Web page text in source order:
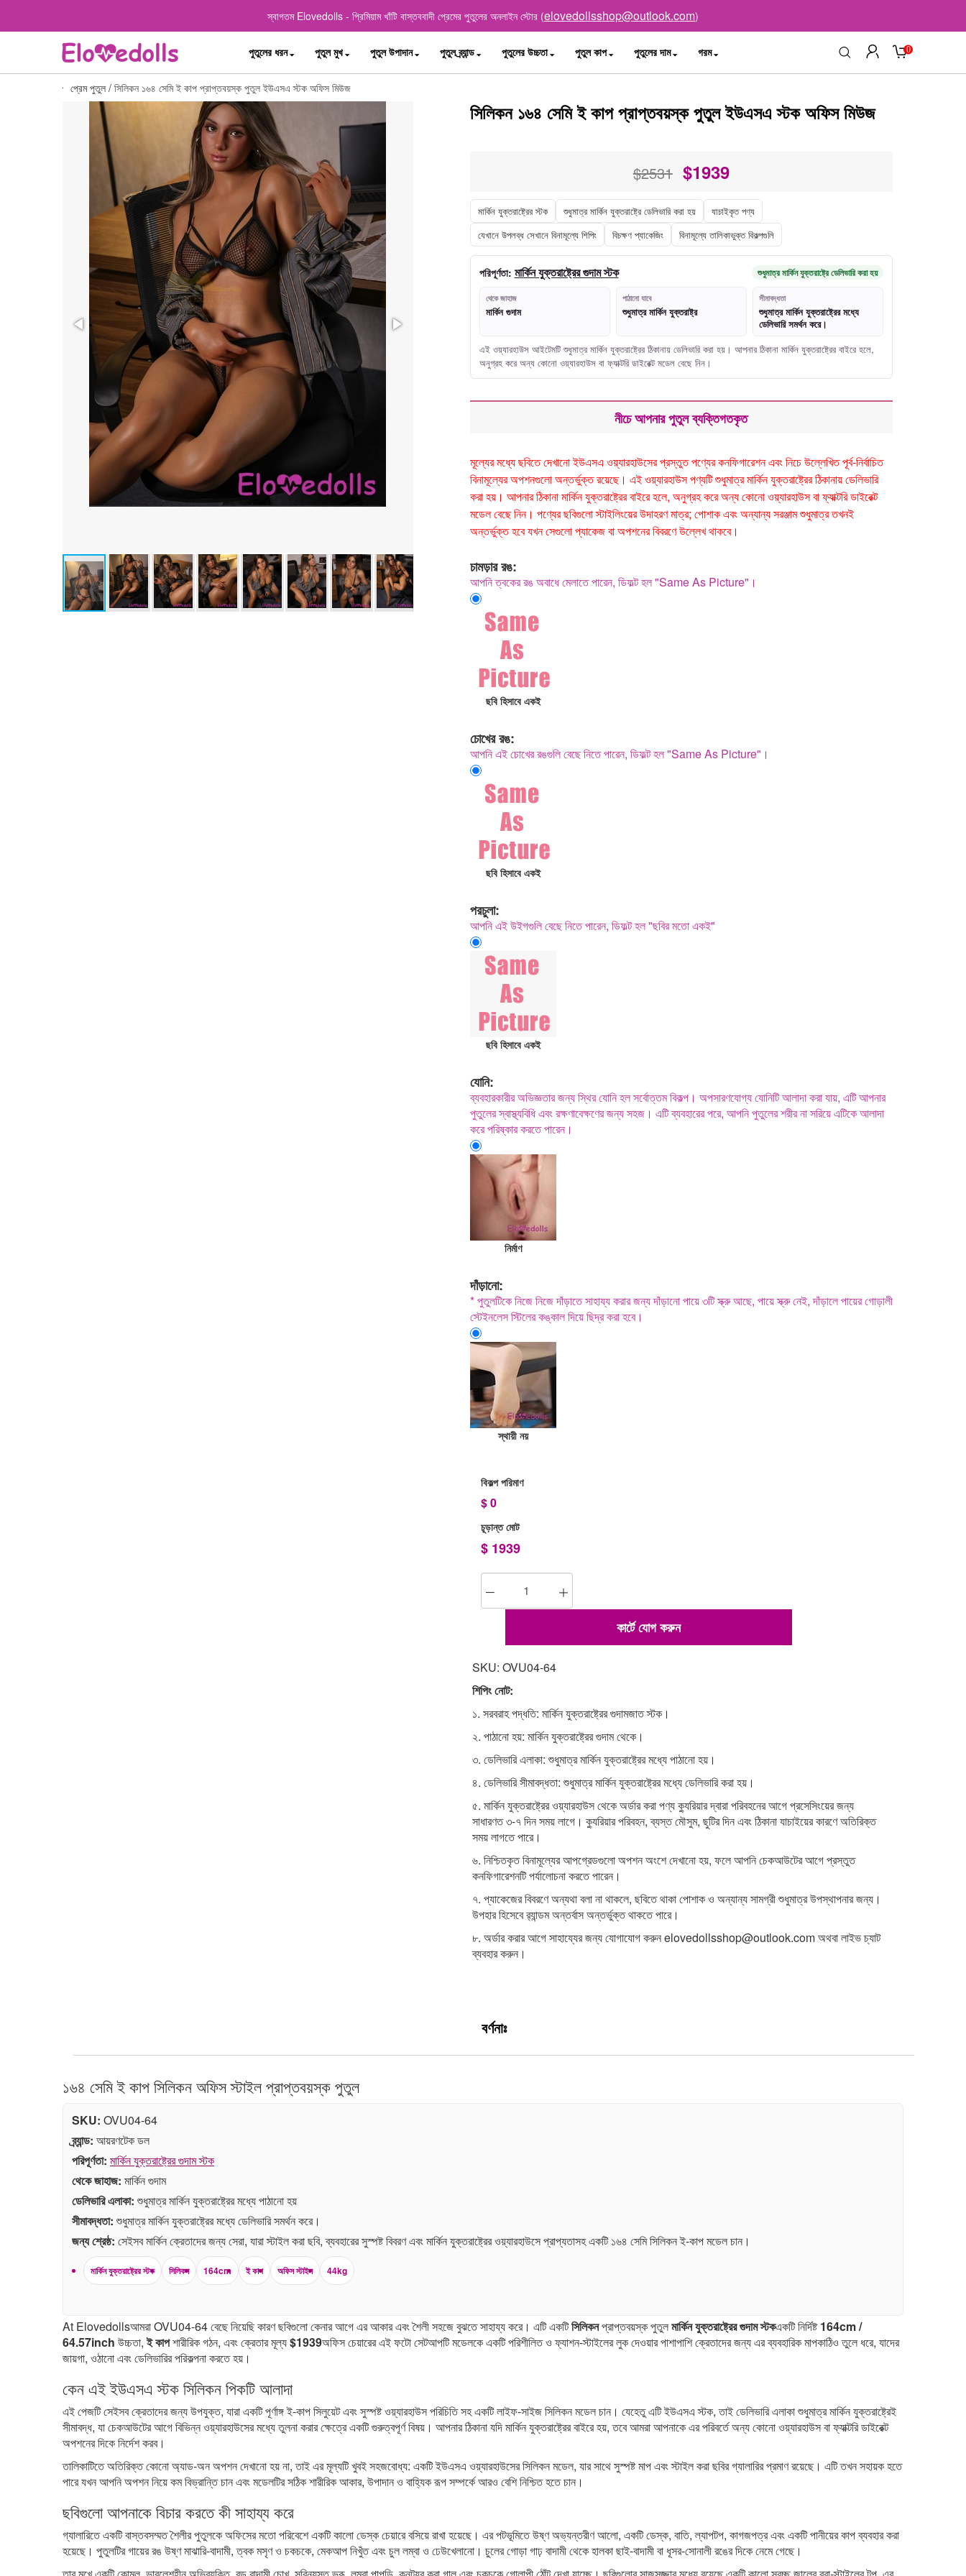
স্বাগতম Elovedolls - প্রিমিয়াম খাঁটি বাস্তববাদী প্রেমের পুতুলের অনলাইন স্টোর (elovedollsshop@outlook.com)
পুতুলের ধরন পুতুল মুখ পুতুল উপাদান পুতুল ব্র্যান্ড পুতুলের উচ্চতা পুতুল কাপ পুতুলের দাম গরম 0
প্রেম পুতুল / সিলিকন ১৬৪ সেমি ই কাপ প্রাপ্তবয়স্ক পুতুল ইউএসএ স্টক অফিস মিউজ
সিলিকন ১৬৪ সেমি ই কাপ প্রাপ্তবয়স্ক পুতুল ইউএসএ স্টক অফিস মিউজ
$2531 $1939
মার্কিন যুক্তরাষ্ট্রের স্টক শুধুমাত্র মার্কিন যুক্তরাষ্ট্রে ডেলিভারি করা হয়
যাচাইকৃত পণ্য
যেখানে উপলব্ধ সেখানে বিনামূল্যে শিপিং
বিচক্ষণ প্যাকেজিং বিনামূল্যে তালিকাভুক্ত বিকল্পগুলি
পরিপূর্ণতা: মার্কিন যুক্তরাষ্ট্রের গুদাম স্টক শুধুমাত্র মার্কিন যুক্তরাষ্ট্রে ডেলিভারি করা হয়
থেকে জাহাজ
মার্কিন গুদাম
পাঠানো যাবে
শুধুমাত্র মার্কিন যুক্তরাষ্ট্র
সীমাবদ্ধতা
শুধুমাত্র মার্কিন যুক্তরাষ্ট্রের মধ্যে
ডেলিভারি সমর্থন করে।
এই ওয়্যারহাউস আইটেমটি শুধুমাত্র মার্কিন যুক্তরাষ্ট্রের ঠিকানায় ডেলিভারি করা হয়। আপনার ঠিকানা মার্কিন যুক্তরাষ্ট্রের বাইরে হলে,
অনুগ্রহ করে অন্য কোনো ওয়্যারহাউস বা ফ্যাক্টরি ডাইরেক্ট মডেল বেছে নিন।
নীচে আপনার পুতুল ব্যক্তিগতকৃত
মূল্যের মধ্যে ছবিতে দেখানো ইউএসএ ওয়্যারহাউসের প্রস্তুত পণ্যের কনফিগারেশন এবং নিচে উল্লেখিত পূর্ব-নির্বাচিত
বিনামূল্যের অপশনগুলো অন্তর্ভুক্ত রয়েছে। এই ওয়্যারহাউস পণ্যটি শুধুমাত্র মার্কিন যুক্তরাষ্ট্রের ঠিকানায় ডেলিভারি
করা হয়। আপনার ঠিকানা মার্কিন যুক্তরাষ্ট্রের বাইরে হলে, অনুগ্রহ করে অন্য কোনো ওয়্যারহাউস বা ফ্যাক্টরি ডাইরেক্ট
মডেল বেছে নিন। পণ্যের ছবিগুলো স্টাইলিংয়ের উদাহরণ মাত্র; পোশাক এবং অন্যান্য সরঞ্জাম শুধুমাত্র তখনই
অন্তর্ভুক্ত হবে যখন সেগুলো প্যাকেজ বা অপশনের বিবরণে উল্লেখ থাকবে।
চামড়ার রঙ:
আপনি ত্বকের রঙ অবাধে মেলাতে পারেন, ডিফল্ট হল "Same As Picture"।
ছবি হিসাবে একই
চোখের রঙ:
আপনি এই চোখের রঙগুলি বেছে নিতে পারেন, ডিফল্ট হল "Same As Picture"।
ছবি হিসাবে একই
পরচুলা:
আপনি এই উইগগুলি বেছে নিতে পারেন, ডিফল্ট হল "ছবির মতো একই"
ছবি হিসাবে একই
যোনি:
ব্যবহারকারীর অভিজ্ঞতার জন্য স্থির যোনি হল সর্বোত্তম বিকল্প। অপসারণযোগ্য যোনিটি আলাদা করা যায়, এটি আপনার
পুতুলের স্বাস্থ্যবিধি এবং রক্ষণাবেক্ষণের জন্য সহজ। এটি ব্যবহারের পরে, আপনি পুতুলের শরীর না সরিয়ে এটিকে আলাদা
করে পরিষ্কার করতে পারেন।
নির্মাণ
দাঁড়ানো:
* পুতুলটিকে নিজে নিজে দাঁড়াতে সাহায্য করার জন্য দাঁড়ানো পায়ে ৩টি স্ক্রু আছে, পায়ে স্ক্রু নেই, দাঁড়ালে পায়ের গোড়ালী
স্টেইনলেস স্টিলের কঙ্কাল দিয়ে ছিদ্র করা হবে।
স্থায়ী নয়
বিকল্প পরিমাণ
$0
চূড়ান্ত মোট
$ 1939
কার্টে যোগ করুন
SKU: OVU04-64
শিপিং নোট:
১. সরবরাহ পদ্ধতি: মার্কিন যুক্তরাষ্ট্রের গুদামজাত স্টক।
২. পাঠানো হয়: মার্কিন যুক্তরাষ্ট্রের গুদাম থেকে।
৩. ডেলিভারি এলাকা: শুধুমাত্র মার্কিন যুক্তরাষ্ট্রের মধ্যে পাঠানো হয়।
৪. ডেলিভারি সীমাবদ্ধতা: শুধুমাত্র মার্কিন যুক্তরাষ্ট্রের মধ্যে ডেলিভারি করা হয়।
৫. মার্কিন যুক্তরাষ্ট্রের ওয়্যারহাউস থেকে অর্ডার করা পণ্য ক্যুরিয়ার দ্বারা পরিবহনের আগে প্রসেসিংয়ের জন্য
সাধারণত ৩-৭ দিন সময় লাগে। ক্যুরিয়ার পরিবহন, ব্যস্ত মৌসুম, ছুটির দিন এবং ঠিকানা যাচাইয়ের কারণে অতিরিক্ত
সময় লাগতে পারে।
৬. নিশ্চিতকৃত বিনামূল্যের আপগ্রেডগুলো অপশন অংশে দেখানো হয়, ফলে আপনি চেকআউটের আগে প্রস্তুত
কনফিগারেশনটি পর্যালোচনা করতে পারেন।
৭. প্যাকেজের বিবরণে অন্যথা বলা না থাকলে, ছবিতে থাকা পোশাক ও অন্যান্য সামগ্রী শুধুমাত্র উপস্থাপনার জন্য।
উপহার হিসেবে র‍্যান্ডম অন্তর্বাস অন্তর্ভুক্ত থাকতে পারে।
৮. অর্ডার করার আগে সাহায্যের জন্য যোগাযোগ করুনelovedollsshop@outlook.comঅথবা লাইভ চ্যাট
ব্যবহার করুন।
বর্ণনাঃ
১৬৪ সেমি ই কাপ সিলিকন অফিস স্টাইল প্রাপ্তবয়স্ক পুতুল
SKU: OVU04-64
ব্র্যান্ড: আয়রণটেক ডল
পরিপূর্ণতা: মার্কিন যুক্তরাষ্ট্রের গুদাম স্টক
থেকে জাহাজ: মার্কিন গুদাম
ডেলিভারি এলাকা: শুধুমাত্র মার্কিন যুক্তরাষ্ট্রের মধ্যে পাঠানো হয়
সীমাবদ্ধতা: শুধুমাত্র মার্কিন যুক্তরাষ্ট্রের মধ্যে ডেলিভারি সমর্থন করে।
জন্য শ্রেষ্ঠ: সেইসব মার্কিন ক্রেতাদের জন্য সেরা, যারা স্টাইল করা ছবি, ব্যবহারের সুস্পষ্ট বিবরণ এবং মার্কিন যুক্তরাষ্ট্রের ওয়্যারহাউসে প্রাপ্যতাসহ একটি ১৬৪ সেমি সিলিকন ই-কাপ মডেল চান।
মার্কিন যুক্তরাষ্ট্রের স্টক সিলিকন 164cm ই কাপ অফিস স্টাইল 44kg
At Elovedollsআমরা OVU04-64 বেছে নিয়েছি কারণ ছবিগুলো কেনার আগে এর আকার এবং শৈলী সহজে বুঝতে সাহায্য করে। এটি একটিসিলিকনপ্রাপ্তবয়স্ক পুতুলমার্কিন যুক্তরাষ্ট্রের গুদাম স্টকএকটি নির্দিষ্ট164cm /
64.57inch উচ্চতা,ই কাপশারীরিক গঠন, এবং ক্রেতার মূল্য$1939অফিস চেয়ারের এই ফটো সেটআপটি মডেলকে একটি পরিশীলিত ও ফ্যাশন-স্টাইলের লুক দেওয়ার পাশাপাশি ক্রেতাদের জন্য এর ব্যবহারিক মাপকাঠিও তুলে ধরে, যাদের
জায়গা, ওঠানো এবং ডেলিভারির পরিকল্পনা করতে হয়।
কেন এই ইউএসএ স্টক সিলিকন পিকটি আলাদা
এই পেজটি সেইসব ক্রেতাদের জন্য উপযুক্ত, যারা একটি পূর্ণাঙ্গ ই-কাপ সিলুয়েট এবং সুস্পষ্ট ওয়্যারহাউস পরিচিতি সহ একটি লাইফ-সাইজ সিলিকন মডেল চান। যেহেতু এটি ইউএসএ স্টক, তাই ডেলিভারি এলাকা শুধুমাত্র মার্কিন যুক্তরাষ্ট্রেই
সীমাবদ্ধ, যা চেকআউটের আগে বিভিন্ন ওয়্যারহাউসের মধ্যে তুলনা করার ক্ষেত্রে একটি গুরুত্বপূর্ণ বিষয়। আপনার ঠিকানা যদি মার্কিন যুক্তরাষ্ট্রের বাইরে হয়, তবে আমরা আপনাকে এর পরিবর্তে অন্য কোনো ওয়্যারহাউস বা ফ্যাক্টরি ডাইরেক্ট
অপশনের দিকে নির্দেশ করব।
তালিকাটিতে অতিরিক্ত কোনো অ্যাড-অন অপশন দেখানো হয় না, তাই এর মূল্যটি খুবই সহজবোধ্য: একটি ইউএসএ ওয়্যারহাউসের সিলিকন মডেল, যার সাথে সুস্পষ্ট মাপ এবং স্টাইল করা ছবির গ্যালারির প্রমাণ রয়েছে। এটি তখন সহায়ক হতে
পারে যখন আপনি অপশন নিয়ে কম বিভ্রান্তি চান এবং মডেলটির সঠিক শারীরিক আকার, উপাদান ও বাহ্যিক রূপ সম্পর্কে আরও বেশি নিশ্চিত হতে চান।
ছবিগুলো আপনাকে বিচার করতে কী সাহায্য করে
গ্যালারিতে একটি বাস্তবসম্মত শৈলীর পুতুলকে অফিসের মতো পরিবেশে একটি কালো ডেস্ক চেয়ারে বসিয়ে রাখা হয়েছে। এর পটভূমিতে উষ্ণ অভ্যন্তরীণ আলো, একটি ডেস্ক, বাতি, ল্যাপটপ, কাগজপত্র এবং একটি পানীয়ের কাপ ব্যবহার করা
হয়েছে। পুতুলটির গায়ের রঙ উষ্ণ মাঝারি-বাদামী, ত্বক মসৃণ ও চকচকে, মেকআপ নিখুঁত এবং চুল লম্বা ও ঢেউখেলানো। চুলের গোড়া গাঢ় বাদামী থেকে হালকা ছাই-বাদামী বা ধূসর-সোনালী রঙের দিকে নেমে গেছে।